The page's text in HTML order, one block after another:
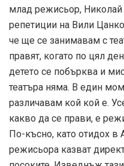
млад режисьор,
репетиции на Вили
че ще се занимавам с
правят, когато по цял
детето се побърква и
театъра няма. В един
различавам кой кой е.
какво да се прави, е
По-късно, като отидох в
режисьора казват